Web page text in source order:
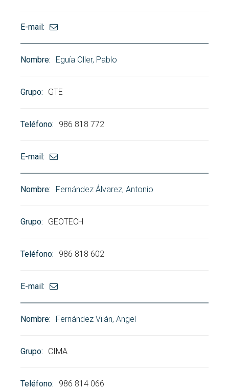
Eguía Oller, Pablo
GTE
986 818 772
Fernández Álvarez, Antonio
GEOTECH
986 818 602
Fernández Vilán, Angel
CIMA
986 814 066